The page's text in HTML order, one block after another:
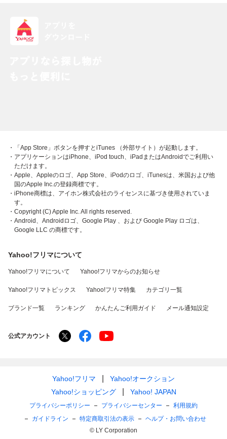
・「App Store」ボタンを押すとiTunes （外部サイト）が起動します。
・アプリケーションはiPhone、iPod touch、iPadまたはAndroidでご利用い
ただけます。
・Apple、Appleのロゴ、App Store、iPodのロゴ、iTunesは、米国および他
国のApple Inc.の登録商標です。
・iPhone商標は、アイホン株式会社のライセンスに基づき使用されていま
す。
・Copyright (C) Apple Inc. All rights reserved.
・Android、Androidロゴ、Google Play 、および Google Play ロゴは、
Google LLC の商標です。
Yahoo!フリマについて
Yahoo!フリマについて Yahoo!フリマからのお知らせ
Yahoo!フリマトピックス Yahoo!フリマ特集 カテゴリ一覧
ブランド一覧 ランキング かんたんご利用ガイド メール通知設定
公式アカウント
Yahoo!フリマ
Yahoo!オークション
Yahoo!ショッピング
Yahoo! JAPAN
プライバシーポリシー プライバシーセンター
利用規約
ガイドライン
特定商取引法の表示
ヘルプ・お問い合わせ
© LY Corporation